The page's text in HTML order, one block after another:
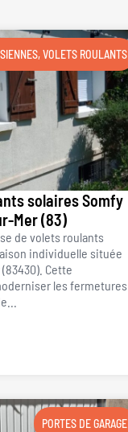
,VOLETS ROULANTS
solaires Somfy
Mer (83)
de volets roulants
individuelle située
Cette
les fermetures
PORTES DE GARAGE